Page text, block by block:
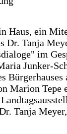
Haus, ein
Dr. Tanja
im
Junker-
Bürgerhauses
Marion Tepe
Tanja Meyer,